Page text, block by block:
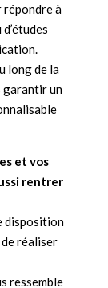
répondre à
long de la
garantir un
et vos
rentrer
disposition
réaliser
ressemble